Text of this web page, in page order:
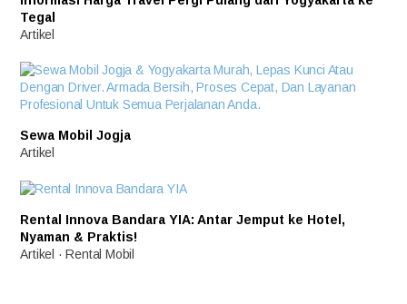
Tegal
Artikel
Sewa Mobil Jogja
Artikel
Rental Innova Bandara YIA: Antar Jemput ke Hotel,
Nyaman & Praktis!
Artikel ·Rental Mobil